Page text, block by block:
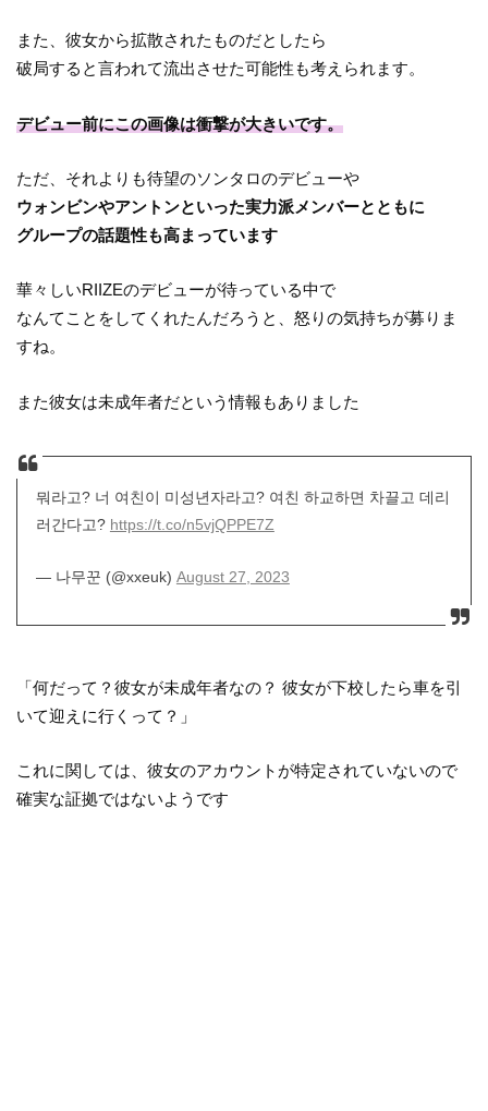
また、彼女から拡散されたものだとしたら
破局すると言われて流出させた可能性も考えられます。
デビュー前にこの画像は衝撃が大きいです。
ただ、それよりも待望のソンタロのデビューや
ウォンビンやアントンといった実力派メンバーとともに
グループの話題性も高まっています
華々しいRIIZEのデビューが待っている中で
なんてことをしてくれたんだろうと、怒りの気持ちが募りま
すね。
また彼女は未成年者だという情報もありました
뭐라고? 너 여친이 미성년자라고? 여친 하교하면 차끌고 데리
러간다고? https://t.co/n5vjQPPE7Z
— 나무꾼 (@xxeuk) August 27, 2023
「何だって？彼女が未成年者なの？ 彼女が下校したら車を引
いて迎えに行くって？」
これに関しては、彼女のアカウントが特定されていないので
確実な証拠ではないようです